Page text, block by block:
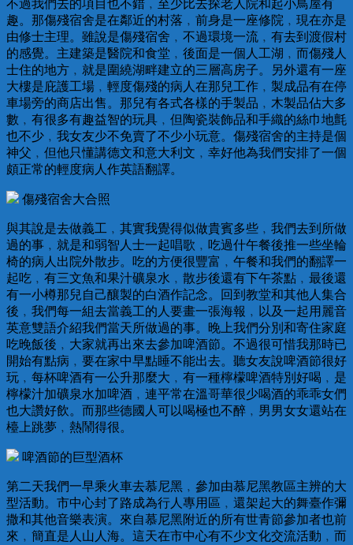
不過我們去的項目也不錯﹐至少比去探老人院和起小鳥屋有
趣。那傷殘宿舍是在鄰近的村落﹐前身是一座修院﹐現在亦是
由修士主理。雖說是傷殘宿舍﹐不過環境一流﹐有去到渡假村
的感覺。主建築是醫院和食堂﹐後面是一個人工湖﹐而傷殘人
士住的地方﹐就是圍繞湖畔建立的三層高房子。另外還有一座
大樓是庇護工場﹐輕度傷殘的病人在那兒工作﹐製成品有在停
車場旁的商店出售。那兒有各式各樣的手製品﹐木製品佔大多
數﹐有很多有趣益智的玩具﹐但陶瓷裝飾品和手織的絲巾地氈
也不少﹐我女友少不免賣了不少小玩意。傷殘宿舍的主持是個
神父﹐但他只懂講德文和意大利文﹐幸好他為我們安排了一個
頗正常的輕度病人作英語翻譯。
傷殘宿舍大合照
與其說是去做義工﹐其實我覺得似做貴賓多些﹐我們去到所做
過的事﹐就是和弱智人士一起唱歌﹐吃過什午餐後推一些坐輪
椅的病人出院外散步。吃的方便很豐富﹐午餐和我們的翻譯一
起吃﹐有三文魚和果汁礦泉水﹐散步後還有下午茶點﹐最後還
有一小樽那兒自己釀製的白酒作記念。回到教堂和其他人集合
後﹐我們每一組去當義工的人要畫一張海報﹐以及一起用麗音
英意雙語介紹我們當天所做過的事。晚上我們分別和寄住家庭
吃晚飯後﹐大家就再出來去參加啤酒節。不過很可惜我那時已
開始有點病﹐要在家中早點睡不能出去。聽女友說啤酒節很好
玩﹐每杯啤酒有一公升那麼大﹐有一種檸檬啤酒特別好喝﹐是
檸檬汁加礦泉水加啤酒﹐連平常在溫哥華很少喝酒的乖乖女們
也大讚好飲。而那些德國人可以喝極也不醉﹐男男女女還站在
檯上跳夢﹐熱鬧得很。
啤酒節的巨型酒杯
第二天我們一早乘火車去慕尼黑﹐參加由慕尼黑教區主辨的大
型活動。市中心封了路成為行人專用區﹐還架起大的舞臺作彌
撒和其他音樂表演。來自慕尼黑附近的所有世青節參加者也前
來﹐簡直是人山人海。這天在市中心有不少文化交流活動﹐而